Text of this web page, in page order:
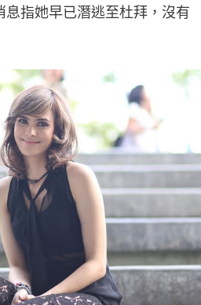
指她早已潛逃至杜拜，沒有